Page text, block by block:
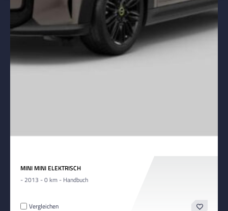
MINI MINI ELEKTRISCH
- 2013 - 0 km - Handbuch
Vergleichen